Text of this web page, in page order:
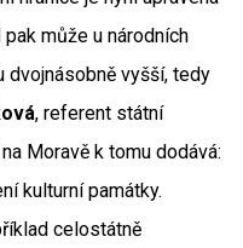
může u národních
dvojnásobně vyšší, tedy
, referent státní
Moravě k tomu dodává:
kulturní památky.
celostátně